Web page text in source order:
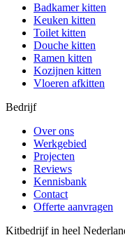
Badkamer kitten
Keuken kitten
Toilet kitten
Douche kitten
Ramen kitten
Kozijnen kitten
Vloeren afkitten
Bedrijf
Over ons
Werkgebied
Projecten
Reviews
Kennisbank
Contact
Offerte aanvragen
Kitbedrijf in heel